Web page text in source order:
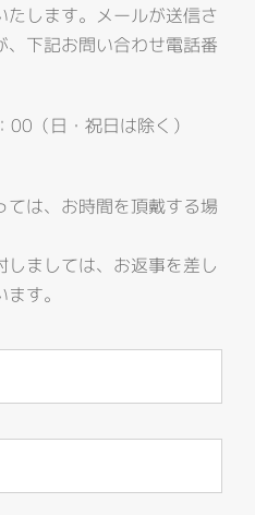
たします。メールが送信さ
下記お問い合わせ電話番
00（日・祝日は除く）
は、お時間を頂戴する場
ましては、お返事を差し
す。